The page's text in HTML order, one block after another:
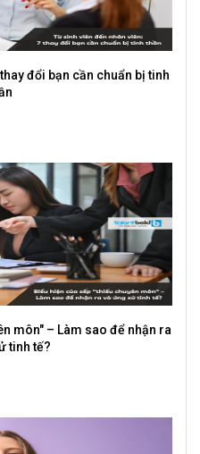
Thực tập và cách khắc phục